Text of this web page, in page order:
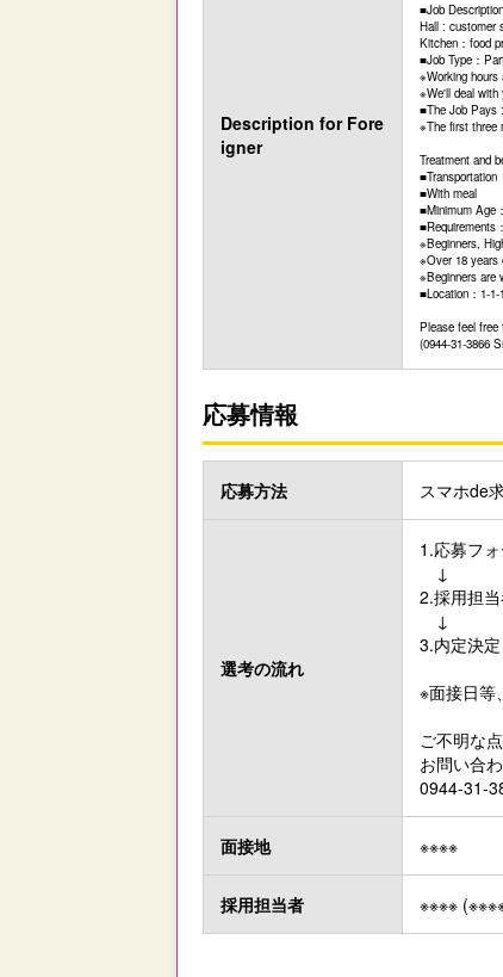
Description for Fore
igner
■Job Description
Hall : customer
Kitchen：food
■Job Type：
※Working hours
※We'll deal with
■The Job Pays
※The first three
Treatment and
■Transportation
■With meal
■Minimum Age
■Requirements
※Beginners,
※Over 18 years
※Beginners are
■Location：1-
Please feel free
(0944-31-3866
応募情報
応募方法 スマホde
選考の流れ
1.応募フ
↓
2.採用担
↓
3.内定決定
※面接日等
ご不明な
お問い合
0944-31-
面接地 ※※※※
採用担当者 ※※※※